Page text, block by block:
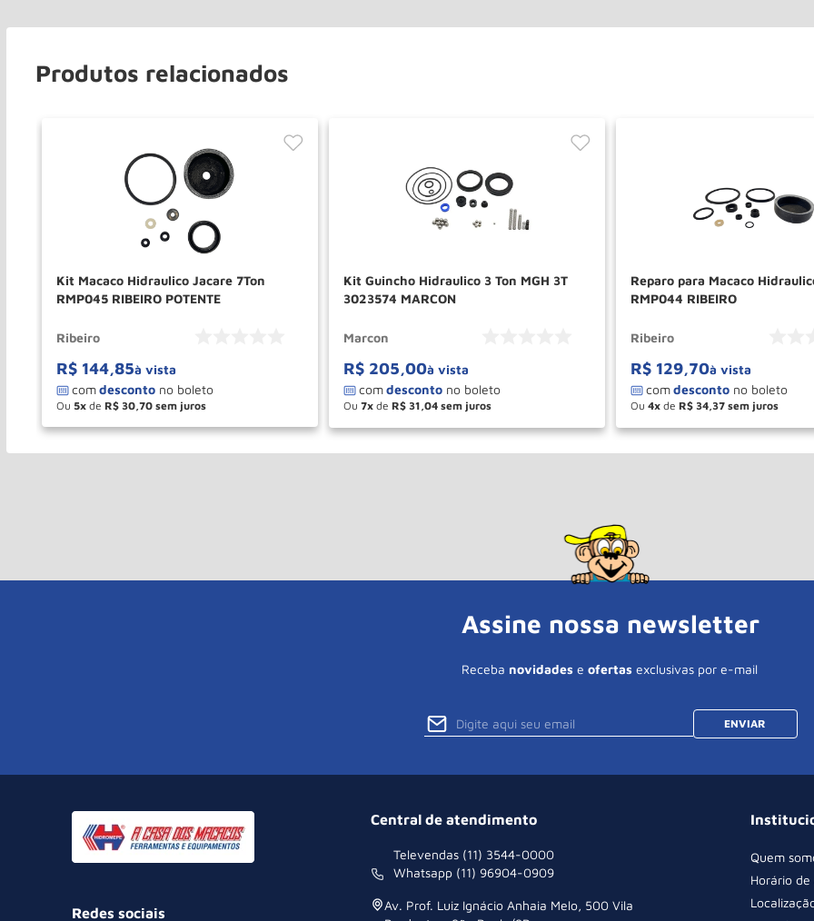
Produtos relacionados
Kit Macaco Hidraulico Jacare 7Ton
RMP045 RIBEIRO POTENTE
Ribeiro
R$ 144,85à vista
Ou 5 de R$ 30,70
＋
－ COMPRAR
Kit Guincho Hidraulico 3 Ton MGH 3T
3023574 MARCON
Marcon
R$ 205,00à vista
Ou 7 de R$ 31,04
＋
－ COMPRAR
Reparo para Macaco
RMP044 RIBEIRO
Ribeiro
R$ 129,70à vista
Ou 4 de R$ 34,37
＋
－
Assine nossa newsletter
Receba novidades e ofertas exclusivas por e-mail
ENVIAR
Redes sociais
Central de atendimento
Televendas (11) 3544-0000
Whatsapp (11) 96904-0909
Av. Prof. Luiz Ignácio Anhaia Melo, 500 Vila
Quem
Horário